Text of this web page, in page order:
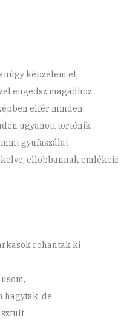
képzelem el,
engedsz magadhoz:
elfér minden
ugyanott történik
gyufaszálat
ellobbannak
rohantak ki
hagytak, de